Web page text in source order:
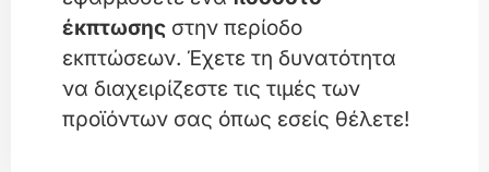
έκπτωσης στην περίοδο
εκπτώσεων. Έχετε τη δυνατότητα
να διαχειρίζεστε τις τιμές των
προϊόντων σας όπως εσείς θέλετε!